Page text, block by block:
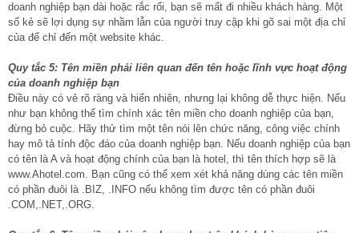
doanh nghiệp bạn dài hoặc rắc rối, bạn sẽ mất đi nhiều khách hàng. Một
số kẻ sẽ lợi dụng sự nhầm lẫn của người truy cập khi gõ sai một địa chỉ
của để chỉ đến một website khác.
Quy tắc 5: Tên miền phải liên quan đến tên hoặc lĩnh vực hoạt động
của doanh nghiệp bạn
Điều này có vẻ rõ ràng và hiển nhiên, nhưng lại không dễ thực hiện. Nếu
như bạn không thể tìm chính xác tên miền cho doanh nghiệp của bạn,
đừng bỏ cuộc. Hãy thử tìm một tên nói lên chức năng, công việc chính
hay mô tả tính độc đáo của doanh nghiệp bạn. Nếu doanh nghiệp của bạn
có tên là A và hoạt động chính của bạn là hotel, thì tên thích hợp sẽ là
www.Ahotel.com. Bạn cũng có thể xem xét khả năng dùng các tên miền
có phần đuôi là .BIZ, .INFO nếu không tìm được tên có phần đuôi
.COM,.NET,.ORG.